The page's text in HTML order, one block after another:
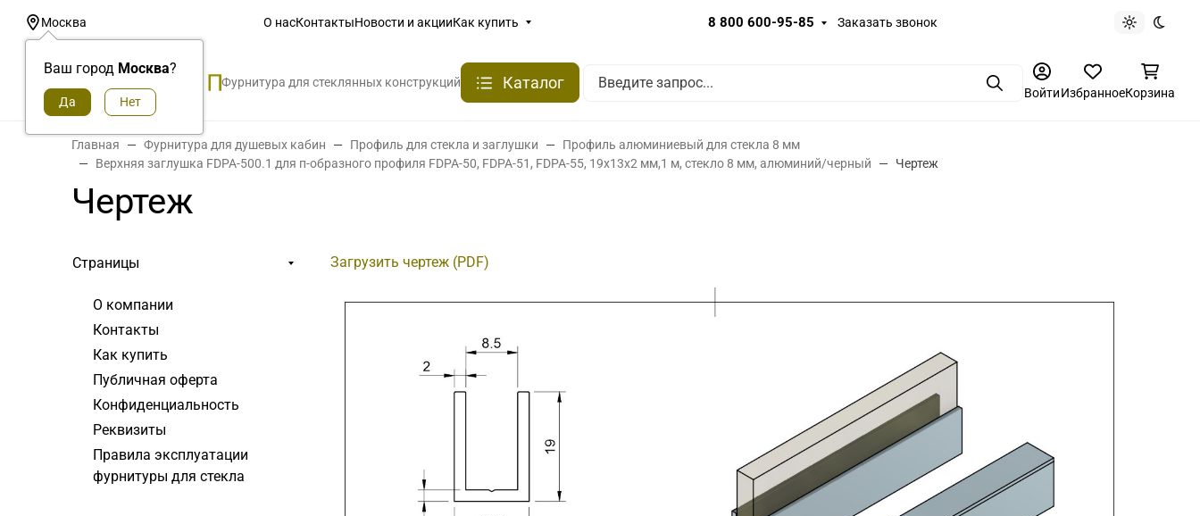
Москва
Ваш город Москва?
О насКонтактыНовости и акцииКак купить 8 800 600-95-85 Заказать звонок
Светлая
Фурнитура для стеклянных конструкций Каталог ПоискВойтиИзбранноеКорзина
Главная Фурнитура для душевых кабин Профиль для стекла и заглушки
Профиль алюминиевый для стекла 8 мм
Верхняя заглушка FDPA-500.1 для п-образного профиля FDPA-50, FDPA-51, FDPA-55, 19х13х2 мм,1 м, стекло 8 мм, алюминий/черный
Чертеж
Чертеж
Страницы
О компании
Контакты
Как купить
Публичная оферта
Конфиденциальность
Реквизиты
Правила эксплуатации
фурнитуры для стекла
Загрузить чертеж (PDF)